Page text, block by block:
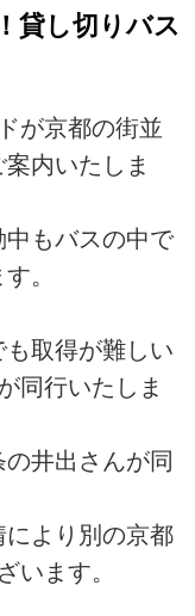
貸し切りバス
が京都の街並
内いたしま
もバスの中で
。
取得が難しい
同行いたしま
井出さんが同
より別の京都
います。